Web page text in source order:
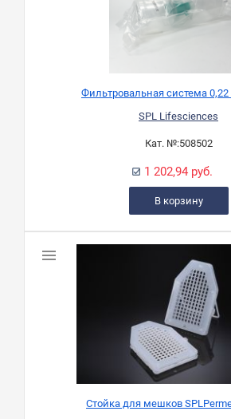
Фильтровальная система
SPL Lifesciences
Кат. №:508502
1 202,94 руб.
В корзину
Стойка для мешков